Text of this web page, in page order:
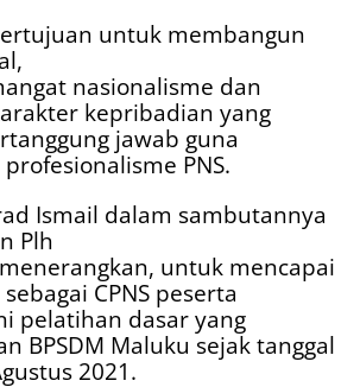
untuk membangun
nasionalisme dan
kepribadian yang
jawab guna
PNS.
Ismail dalam sambutannya
Plh
untuk mencapai
CPNS peserta
pelatihan dasar yang
BPSDM Maluku sejak tanggal
2021.